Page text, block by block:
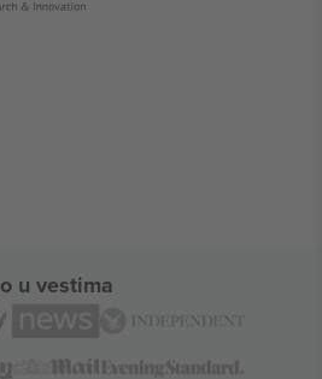
u vestima